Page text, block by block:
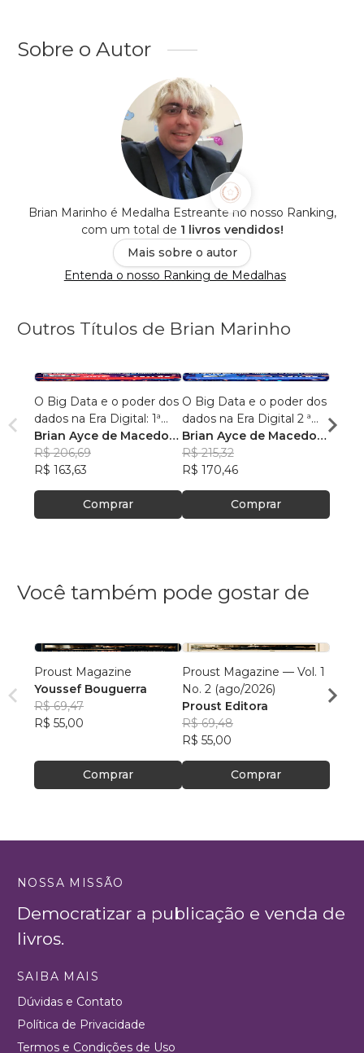
Sobre o Autor
Brian Marinho é Medalha Estreante no nosso Ranking,
com um total de 1 livros vendidos!
Mais sobre o autor
Entenda o nosso Ranking de Medalhas
Outros Títulos de Brian Marinho
O Big Data e o poder dos
dados na Era Digital: 1ª
Edição.
Brian Ayce de Macedo
Marinho
R$ 206,69
R$ 163,63
Comprar
O Big Data e o poder dos
dados na Era Digital 2 ª
Edição:
Brian Ayce de Macedo
Marinho
R$ 215,32
R$ 170,46
Comprar
Você também pode gostar de
Proust Magazine
Youssef Bouguerra
R$ 69,47
R$ 55,00
Comprar
Proust Magazine — Vol. 1
No. 2 (ago/2026)
Proust Editora
R$ 69,48
R$ 55,00
Comprar
NOSSA MISSÃO
Democratizar a publicação e venda de
livros.
SAIBA MAIS
Dúvidas e Contato
Política de Privacidade
Termos e Condições de Uso